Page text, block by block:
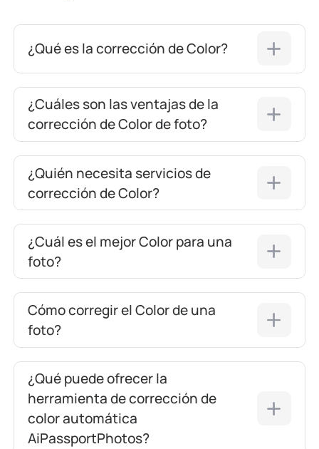
¿Qué es la corrección de Color?
¿Cuáles son las ventajas de la
corrección de Color de foto?
¿Quién necesita servicios de
corrección de Color?
¿Cuál es el mejor Color para una
foto?
Cómo corregir el Color de una
foto?
¿Qué puede ofrecer la
herramienta de corrección de
color automática
AiPassportPhotos?